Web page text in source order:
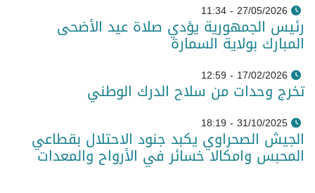
27/05/2026 - 11:34
رئيس الجمهورية يؤدي صلاة عيد الأضحى
المبارك بولاية السمارة
17/02/2026 - 12:59
تخرج وحدات من سلاح الدرك الوطني
31/10/2025 - 18:19
الجيش الصحراوي يكبد جنود الاحتلال بقطاعي
المحبس وامكالا خسائر في الأرواح والمعدات